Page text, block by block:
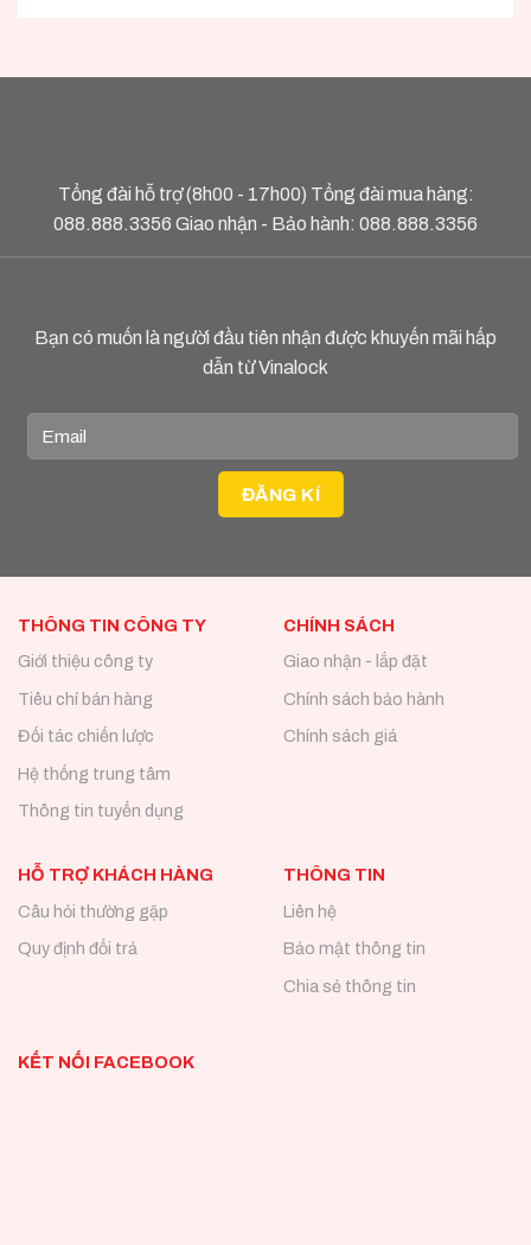
Tổng đài hỗ trợ (8h00 - 17h00) Tổng đài mua hàng:
088.888.3356 Giao nhận - Bảo hành: 088.888.3356
Bạn có muốn là người đầu tiên nhận được khuyến mãi hấp
dẫn từ Vinalock
THÔNG TIN CÔNG TY
Giới thiệu công ty
Tiêu chí bán hàng
Đối tác chiến lược
Hệ thống trung tâm
Thông tin tuyển dụng
CHÍNH SÁCH
Giao nhận - lắp đặt
Chính sách bảo hành
Chính sách giá
HỖ TRỢ KHÁCH HÀNG
Câu hỏi thường gặp
Quy định đổi trả
THÔNG TIN
Liên hệ
Bảo mật thông tin
Chia sẻ thông tin
KẾT NỐI FACEBOOK